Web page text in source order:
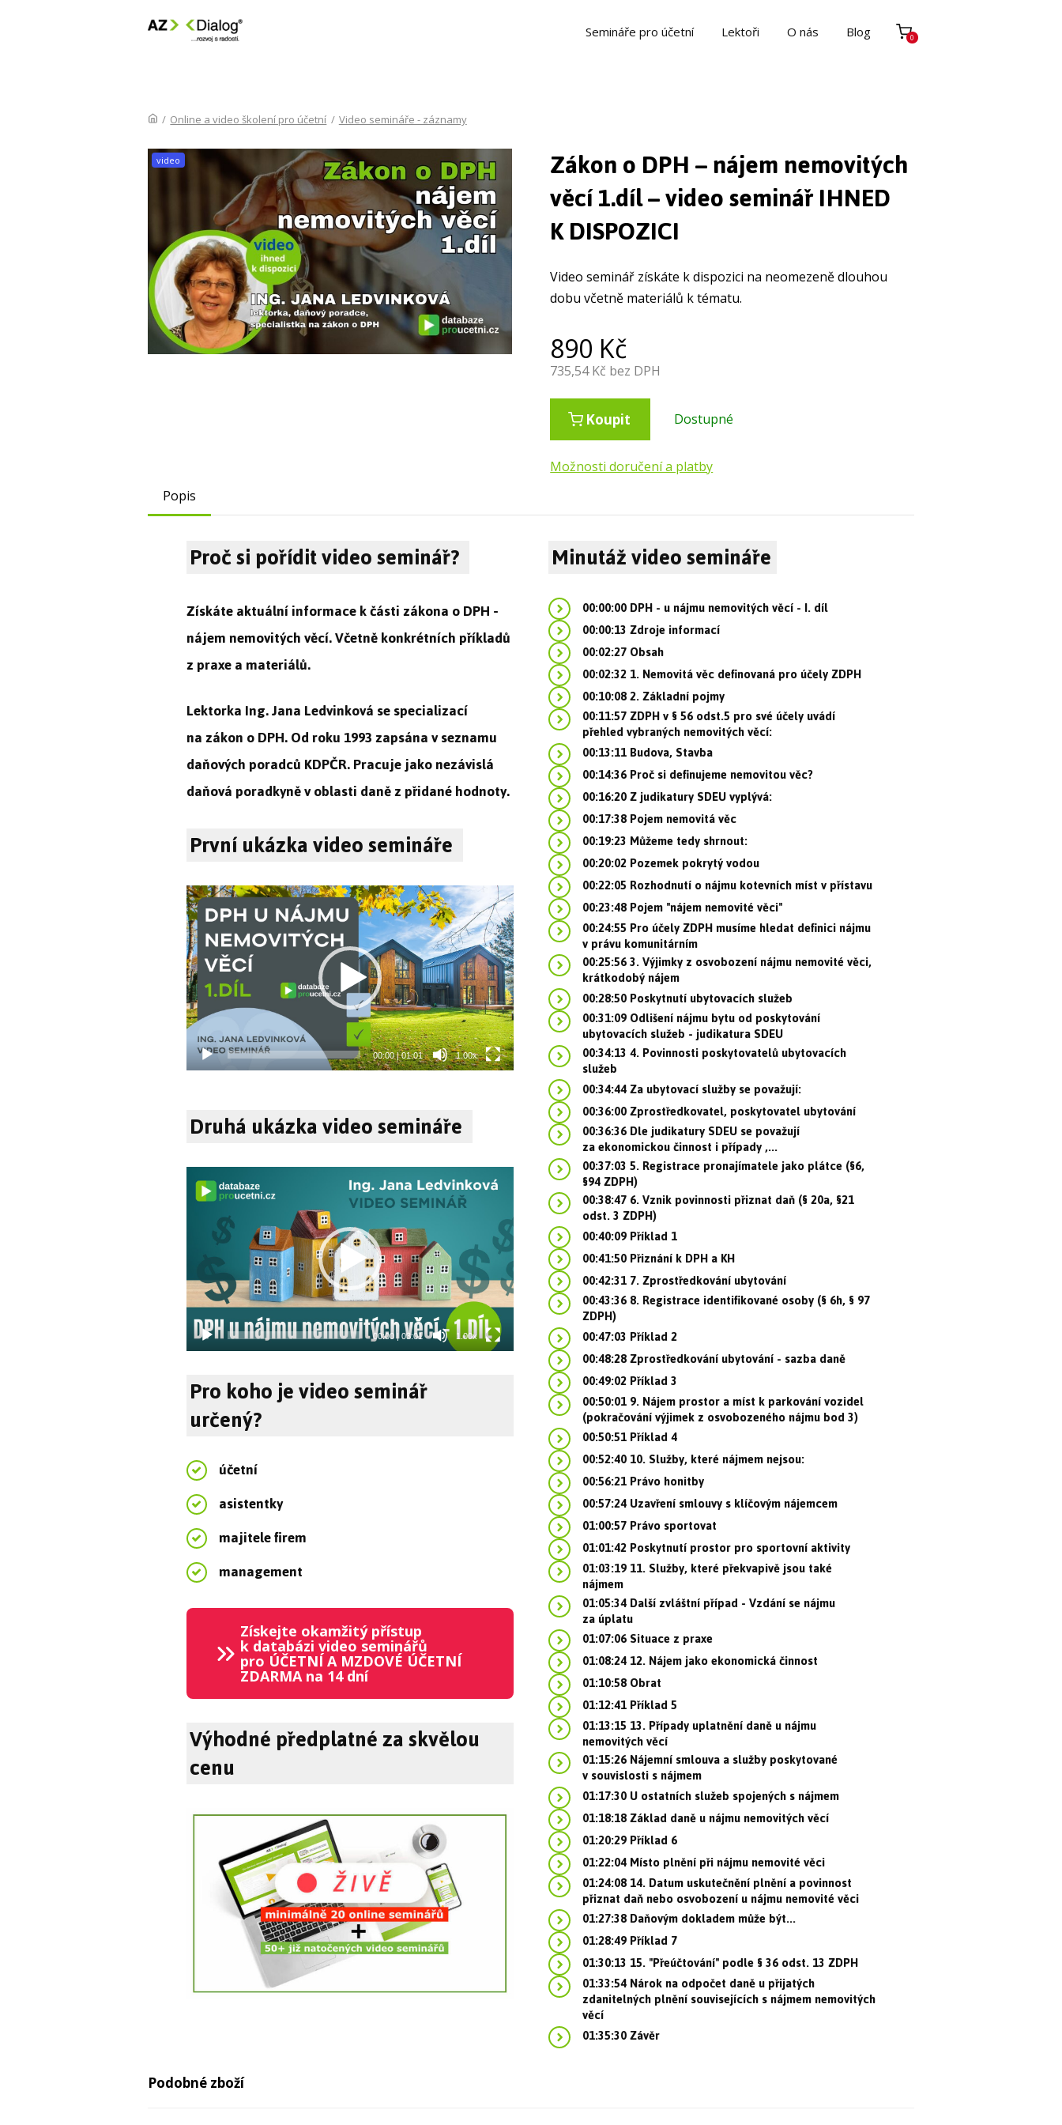
Semináře pro účetní Lektoři O nás Blog 0
/ Online a video školení pro účetní / Video semináře - záznamy
video Zákon o DPH – nájem nemovitých
věcí 1.díl – video seminář IHNED
K DISPOZICI
Video seminář získáte k dispozici na neomezeně dlouhou
dobu včetně materiálů k tématu.
890 Kč
735,54Kč bez DPH
Koupit Dostupné
Možnosti doručení a platby
Popis
Proč si pořídit video seminář?
Získáte aktuální informace k části zákona o DPH -
nájem nemovitých věcí. Včetně konkrétních příkladů
z praxe a materiálů.
Lektorka Ing. Jana Ledvinková se specializací
na zákon o DPH. Od roku 1993 zapsána v seznamu
daňových poradců KDPČR. Pracuje jako nezávislá
daňová poradkyně v oblasti daně z přidané hodnoty.
První ukázka video semináře
Video
přehrávač
00:00|01:01 1.00x
Druhá ukázka video semináře
Video
přehrávač
00:00 |03:01 1.00x
Pro koho je video seminář
určený?
účetní
asistentky
majitele firem
management
Získejte okamžitý přístup
k databázi video seminářů
pro ÚČETNÍ A MZDOVÉ ÚČETNÍ
ZDARMA na 14 dní
Výhodné předplatné za skvělou
cenu
Minutáž video semináře
00:00:00 DPH - u nájmu nemovitých věcí - I. díl
00:00:13 Zdroje informací
00:02:27 Obsah
00:02:32 1. Nemovitá věc definovaná pro účely ZDPH
00:10:08 2. Základní pojmy
00:11:57 ZDPH v § 56 odst.5 pro své účely uvádí
přehled vybraných nemovitých věcí:
00:13:11 Budova, Stavba
00:14:36 Proč si definujeme nemovitou věc?
00:16:20 Z judikatury SDEU vyplývá:
00:17:38 Pojem nemovitá věc
00:19:23 Můžeme tedy shrnout:
00:20:02 Pozemek pokrytý vodou
00:22:05 Rozhodnutí o nájmu kotevních míst v přístavu
00:23:48 Pojem "nájem nemovité věci"
00:24:55 Pro účely ZDPH musíme hledat definici nájmu
v právu komunitárním
00:25:56 3. Výjimky z osvobození nájmu nemovité věci,
krátkodobý nájem
00:28:50 Poskytnutí ubytovacích služeb
00:31:09 Odlišení nájmu bytu od poskytování
ubytovacích služeb - judikatura SDEU
00:34:13 4. Povinnosti poskytovatelů ubytovacích
služeb
00:34:44 Za ubytovací služby se považují:
00:36:00 Zprostředkovatel, poskytovatel ubytování
00:36:36 Dle judikatury SDEU se považují
za ekonomickou činnost i případy ,...
00:37:03 5. Registrace pronajímatele jako plátce (§6,
§94 ZDPH)
00:38:47 6. Vznik povinnosti přiznat daň (§ 20a, §21
odst. 3 ZDPH)
00:40:09 Příklad 1
00:41:50 Přiznání k DPH a KH
00:42:31 7. Zprostředkování ubytování
00:43:36 8. Registrace identifikované osoby (§ 6h, § 97
ZDPH)
00:47:03 Příklad 2
00:48:28 Zprostředkování ubytování - sazba daně
00:49:02 Příklad 3
00:50:01 9. Nájem prostor a míst k parkování vozidel
(pokračování výjimek z osvobozeného nájmu bod 3)
00:50:51 Příklad 4
00:52:40 10. Služby, které nájmem nejsou:
00:56:21 Právo honitby
00:57:24 Uzavření smlouvy s klíčovým nájemcem
01:00:57 Právo sportovat
01:01:42 Poskytnutí prostor pro sportovní aktivity
01:03:19 11. Služby, které překvapivě jsou také
nájmem
01:05:34 Další zvláštní případ - Vzdání se nájmu
za úplatu
01:07:06 Situace z praxe
01:08:24 12. Nájem jako ekonomická činnost
01:10:58 Obrat
01:12:41 Příklad 5
01:13:15 13. Případy uplatnění daně u nájmu
nemovitých věcí
01:15:26 Nájemní smlouva a služby poskytované
v souvislosti s nájmem
01:17:30 U ostatních služeb spojených s nájmem
01:18:18 Základ daně u nájmu nemovitých věcí
01:20:29 Příklad 6
01:22:04 Místo plnění při nájmu nemovité věci
01:24:08 14. Datum uskutečnění plnění a povinnost
přiznat daň nebo osvobození u nájmu nemovité věci
01:27:38 Daňovým dokladem může být...
01:28:49 Příklad 7
01:30:13 15. "Přeúčtování" podle § 36 odst. 13 ZDPH
01:33:54 Nárok na odpočet daně u přijatých
zdanitelných plnění souvisejících s nájmem nemovitých
věcí
01:35:30 Závěr
Podobné zboží